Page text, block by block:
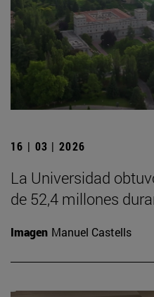
16 | 03 | 2026
La Universidad
de 52,4 millones
Imagen Manuel Castells